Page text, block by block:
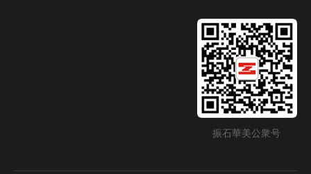
振石華美公衆号